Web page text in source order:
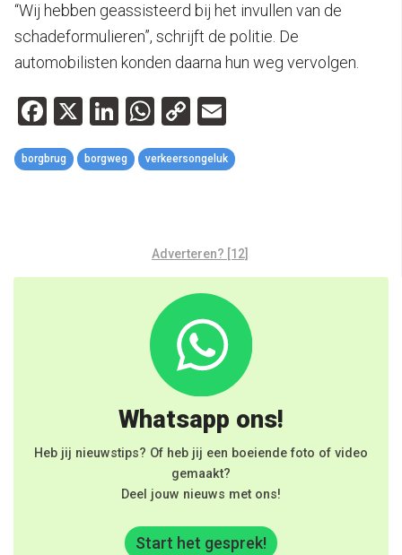
“Wij hebben geassisteerd bij het invullen van de
schadeformulieren”, schrijft de politie. De
automobilisten konden daarna hun weg vervolgen.
Facebook
X LinkedIn
WhatsApp
Copy
Link
borgbrug borgweg verkeersongeluk
Adverteren? [12]
Whatsapp ons!
Heb jij nieuwstips? Of heb jij een boeiende foto of video
gemaakt?
Deel jouw nieuws met ons!
Start het gesprek!